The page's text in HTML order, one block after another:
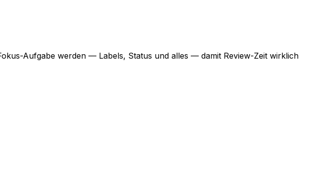
Aufgabe werden — Labels, Status und alles — damit Review-Zeit wirklich